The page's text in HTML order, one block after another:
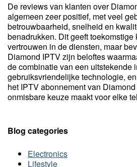
De reviews van klanten over
algemeen zeer positief, met veel
betrouwbaarheid, snelheid en
benadrukken. Dit geeft
vertrouwen in de diensten, maar
Diamond IPTV zijn beloftes
de combinatie van een uitstekende
gebruiksvriendelijke technologie,
het IPTV abonnement van
onmisbare keuze maakt voor elke
Blog categories
Electronics
Lifestyle